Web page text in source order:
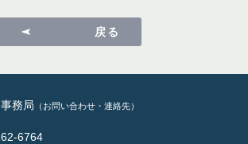
戻る
事務局 （お問い合わせ・連絡先）
6764